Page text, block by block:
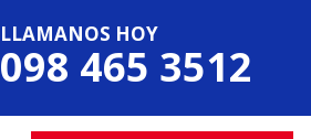
LLAMANOS HOY
098 465 3512